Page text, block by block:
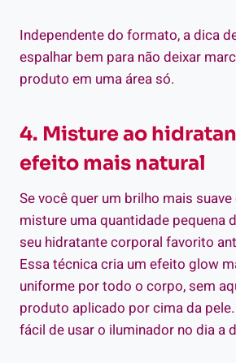
Independente do formato, a dica
espalhar bem para não deixar
produto em uma área só.
4. Misture ao
efeito mais natural
Se você quer um brilho mais
misture uma quantidade pequena
seu hidratante corporal favorito
Essa técnica cria um efeito glow
uniforme por todo o corpo, sem
produto aplicado por cima da
fácil de usar o iluminador no dia a